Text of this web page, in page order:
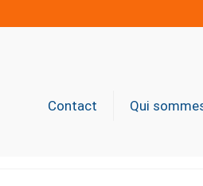
Contact Qui